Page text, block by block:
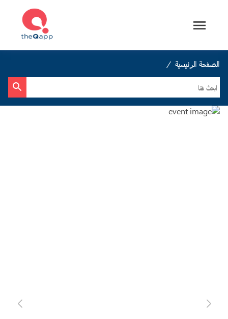
الصفحة الرئيسية /